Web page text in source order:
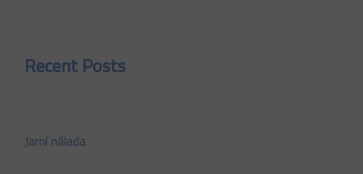
Recent Posts
Jarní nálada